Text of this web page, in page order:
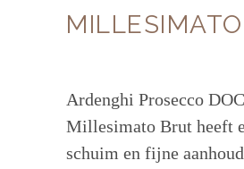
Ardenghi Prosecco DOC
Millesimato Brut heeft
schuim en fijne